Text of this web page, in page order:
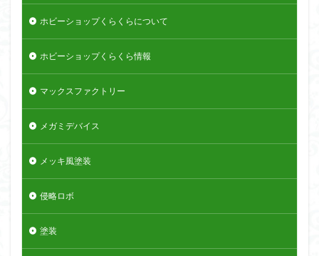
ホビーショップくらくらについて
ホビーショップくらくら情報
マックスファクトリー
メガミデバイス
メッキ風塗装
侵略ロボ
塗装